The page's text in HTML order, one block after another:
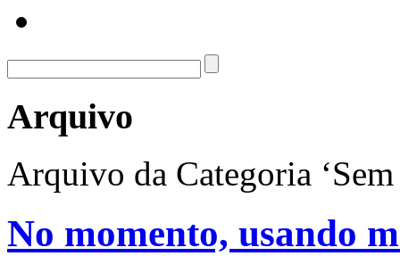
Arquivo
Arquivo da Categoria ‘Sem
No momento, usando